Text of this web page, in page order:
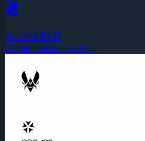
退
2026年8月8日
Counter-Strike 2 (CS2)